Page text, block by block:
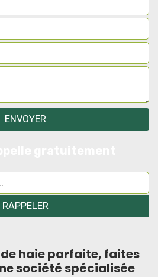
haie parfaite, faites
société spécialisée